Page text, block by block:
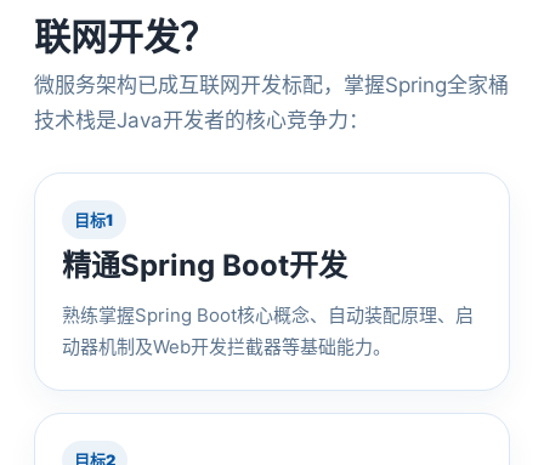
联网开发？
微服务架构已成互联网开发标配，掌握Spring全家桶
技术栈是Java开发者的核心竞争力：
目标1
精通Spring Boot开发
熟练掌握Spring Boot核心概念、自动装配原理、启
动器机制及Web开发拦截器等基础能力。
目标2